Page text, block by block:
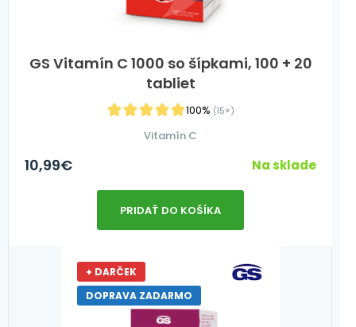
GS Vitamín C 1000 so šípkami, 100 + 20
tabliet
100% (15×)
Vitamín C
10,99€ Na sklade
PRIDAŤ DO KOŠÍKA
+ DARČEK
DOPRAVA ZADARMO